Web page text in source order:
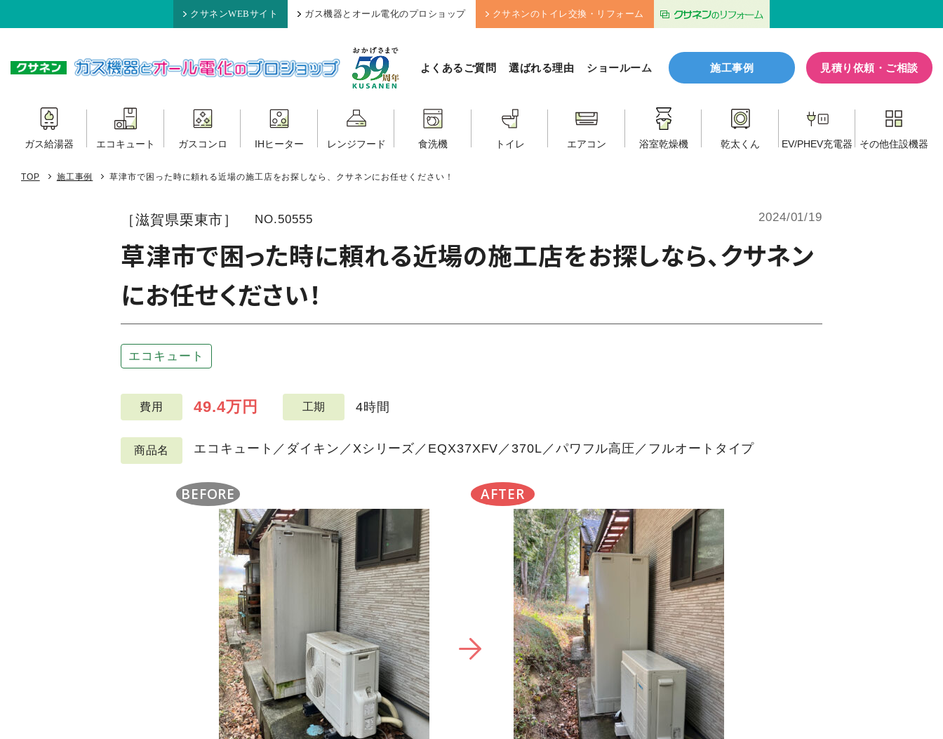
クサネンWEBサイト ガス機器とオール電化のプロショップ クサネンのトイレ交換・リフォーム
よくあるご質問 選ばれる理由 ショールーム 施工事例 見積り依頼・ご相談
ガス給湯器 エコキュート ガスコンロ IHヒーター レンジフード 食洗機 トイレ エアコン 浴室乾燥機 乾太くん EV/PHEV充電器 その他住設機器
TOP 施工事例 草津市で困った時に頼れる近場の施工店をお探しなら、クサネンにお任せください！
［滋賀県栗東市］ NO.50555 2024/01/19
草津市で困った時に頼れる近場の施工店をお探しなら、クサネン
にお任せください！
エコキュート
費用 49.4万円 工期 4時間
商品名 エコキュート／ダイキン／Xシリーズ／EQX37XFV／370L／パワフル高圧／フルオートタイプ
BEFORE AFTER